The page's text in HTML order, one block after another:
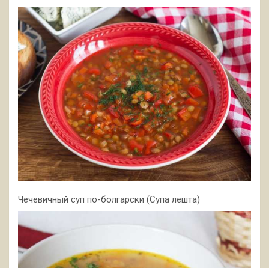
Чечевичный суп по-болгарски (Супа лешта)